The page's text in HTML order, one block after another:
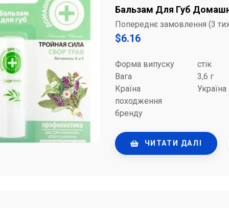
Бальзам Для Губ
Попереднє замовлення (3
$6.16
Форма випуску
стік
Вага
3,6 г
Країна
походження
бренду
Україна
ЧИТАТИ ДАЛІ